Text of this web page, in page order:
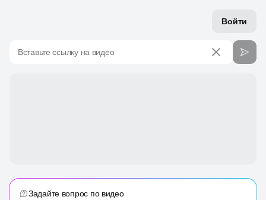
Войти
Вставьте ссылку на видео
Задайте вопрос по видео